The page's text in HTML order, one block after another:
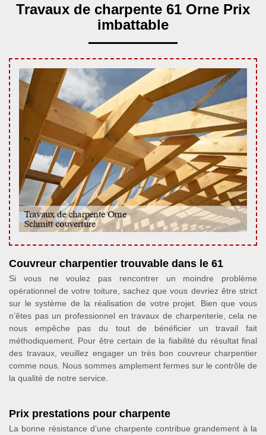
Travaux de charpente 61 Orne Prix
imbattable
Couvreur charpentier trouvable dans le 61
Si vous ne voulez pas rencontrer un moindre problème
opérationnel de votre toiture, sachez que vous devriez être strict
sur le système de la réalisation de votre projet. Bien que vous
n’êtes pas un professionnel en travaux de charpenterie, cela ne
nous empêche pas du tout de bénéficier un travail fait
méthodiquement. Pour être certain de la fiabilité du résultat final
des travaux, veuillez engager un très bon couvreur charpentier
comme nous. Nous sommes amplement fermes sur le contrôle de
la qualité de notre service.
Prix prestations pour charpente
La bonne résistance d’une charpente contribue grandement à la